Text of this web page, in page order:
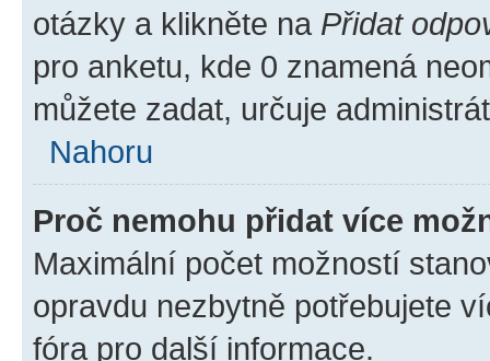
otázky a klikněte na Přidat
pro anketu, kde 0 znamená
můžete zadat, určuje
Nahoru
Proč nemohu přidat více
Maximální počet možností
opravdu nezbytně potřebujete
fóra pro další informace.